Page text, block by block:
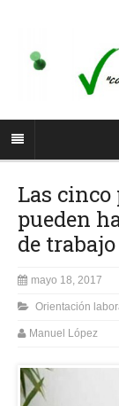
Las
pueden
de trabajo
mayo 18, 2017
Orientación
Manuel López